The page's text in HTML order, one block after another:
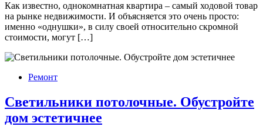
Как известно, однокомнатная квартира – самый ходовой товар
на рынке недвижимости. И объясняется это очень просто:
именно «однушки», в силу своей относительно скромной
стоимости, могут […]
Ремонт
Светильники потолочные. Обустройте
дом эстетичнее